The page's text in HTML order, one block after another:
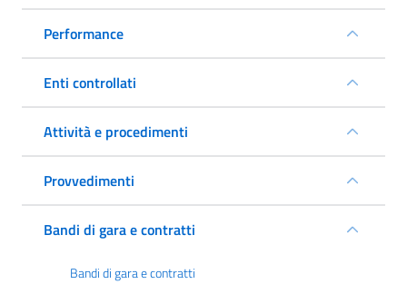
Performance
Enti controllati
Attività e procedimenti
Provvedimenti
Bandi di gara e contratti
Bandi di gara e contratti